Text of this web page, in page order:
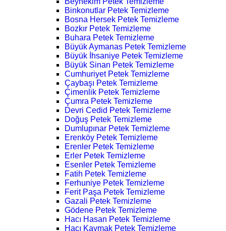
Binkonutlar Petek Temizleme
Bosna Hersek Petek Temizleme
Bozkır Petek Temizleme
Buhara Petek Temizleme
Büyük Aymanas Petek Temizleme
Büyük İhsaniye Petek Temizleme
Büyük Sinan Petek Temizleme
Cumhuriyet Petek Temizleme
Çaybaşı Petek Temizleme
Çimenlik Petek Temizleme
Çumra Petek Temizleme
Devri Cedid Petek Temizleme
Doğuş Petek Temizleme
Dumlupınar Petek Temizleme
Erenköy Petek Temizleme
Erenler Petek Temizleme
Erler Petek Temizleme
Esenler Petek Temizleme
Fatih Petek Temizleme
Ferhuniye Petek Temizleme
Ferit Paşa Petek Temizleme
Gazali Petek Temizleme
Gödene Petek Temizleme
Hacı Hasan Petek Temizleme
Hacı Kaymak Petek Temizleme